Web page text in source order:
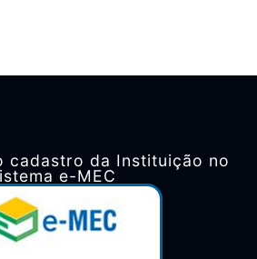
cadastro da Instituição no
e-MEC